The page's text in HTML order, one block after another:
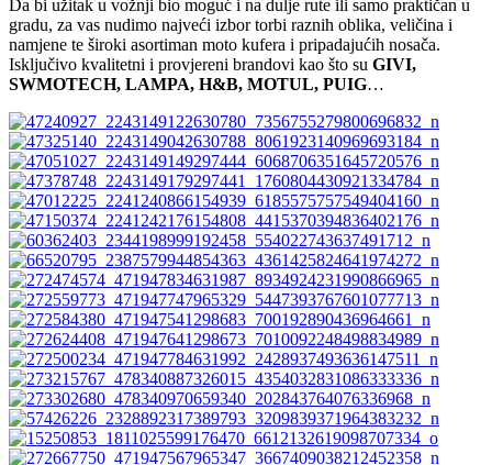
Da bi užitak u vožnji bio moguć i na dulje rute ili samo praktičan u
gradu, za vas nudimo najveći izbor torbi raznih oblika, veličina i
namjene te široki asortiman moto kufera i pripadajućih nosača.
Isključivo kvalitetni i provjereni brandovi kao što su GIVI,
SWMOTECH, LAMPA, H&B, MOTUL, PUIG…